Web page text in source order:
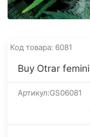
Код товара: 6081
Buy Otrar
Артикул:GS06081